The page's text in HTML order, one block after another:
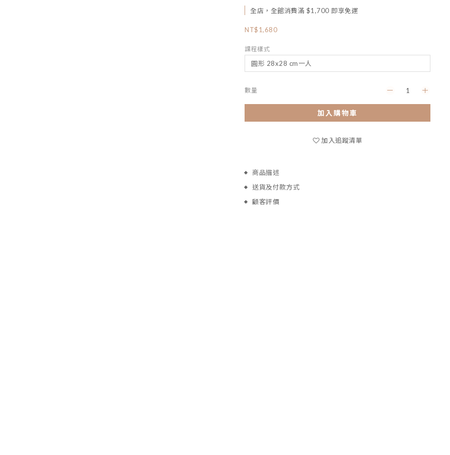
全店，全館消費滿 $1,700 即享免運
NT$1,680
課程樣式
數量
加入購物車
加入追蹤清單
商品描述
送貨及付款方式
顧客評價